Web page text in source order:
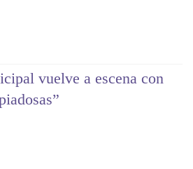
vuelve a escena con